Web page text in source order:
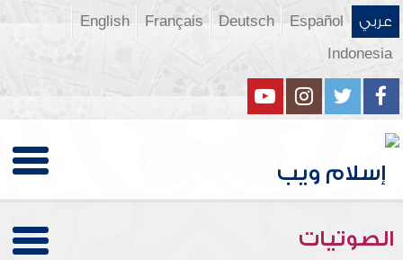
عربي Español
Deutsch
Français
English
Indonesia
الصوتيات